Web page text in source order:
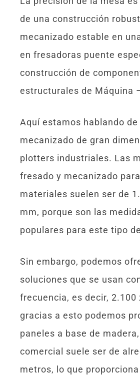
de una construcción
mecanizado estable en
en fresadoras puente
construcción de
estructurales de Máquina
Aquí estamos hablando
mecanizado de gran
plotters industriales. Las
fresado y mecanizado
materiales suelen ser de
mm, porque son las
populares para este tipo
Sin embargo, podemos
soluciones que se usan
frecuencia, es decir, 2.100
gracias a esto podemos
paneles a base de
comercial suele ser de
metros, lo que proporciona